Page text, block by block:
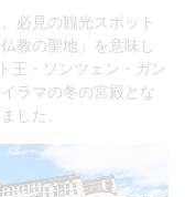
必見の観光スポット
教の聖地」を意味し
王・ソンツェン・ガン
ラマの冬の宮殿とな
した。